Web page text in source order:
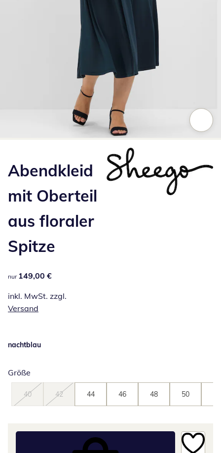
Abendkleid
mit Oberteil
aus floraler
Spitze
149,00 €
nur 149,00 €
inkl. MwSt. zzgl.
Versand
nachtblau
Größe
40 42 44 46 48 50